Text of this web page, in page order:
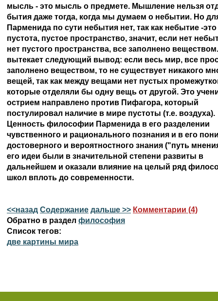
мысль - это мысль о предмете. Мышление нельзя
бытия даже тогда, когда мы думаем о небытии. Но
Парменида по сути небытия нет, так как небытие -это
пустота, пустое пространство, значит, если нет
нет пустого пространства, все заполнено
вытекает следующий вывод: если весь мир, все
заполнено веществом, то не существует никакого
вещей, так как между вещами нет пустых
которые отделяли бы одну вещь от другой. Это
острием направлено против Пифагора, который
постулировал наличие в мире пустоты (т.е. воздуха).
Ценность философии Парменида в его разделении
чувственного и рационального познания и в его
достоверного и вероятностного знания ("путь
его идеи были в значительной степени развиты в
дальнейшем и оказали влияние на целый ряд
<<назад Содержание дальше >> Комментарии (4)
Обратно в раздел философия
Список тегов:
две картины мира